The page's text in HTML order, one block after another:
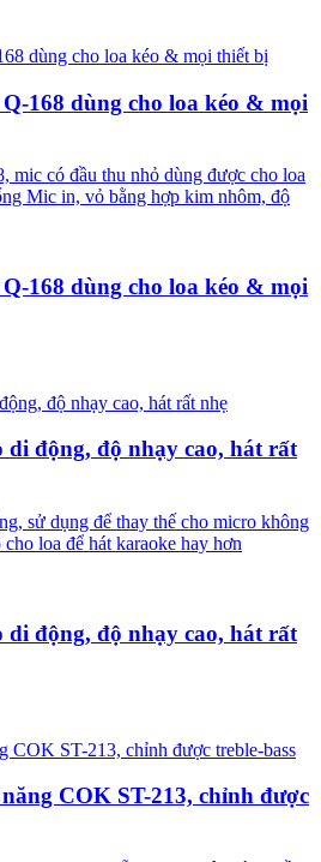
168 dùng cho loa kéo & mọi
mic có đầu thu nhỏ dùng được cho loa
Mic in, vỏ bằng hợp kim nhôm, độ
168 dùng cho loa kéo & mọi
di động, độ nhạy cao, hát rất
sử dụng để thay thế cho micro không
loa để hát karaoke hay hơn
di động, độ nhạy cao, hát rất
COK ST-213, chỉnh được